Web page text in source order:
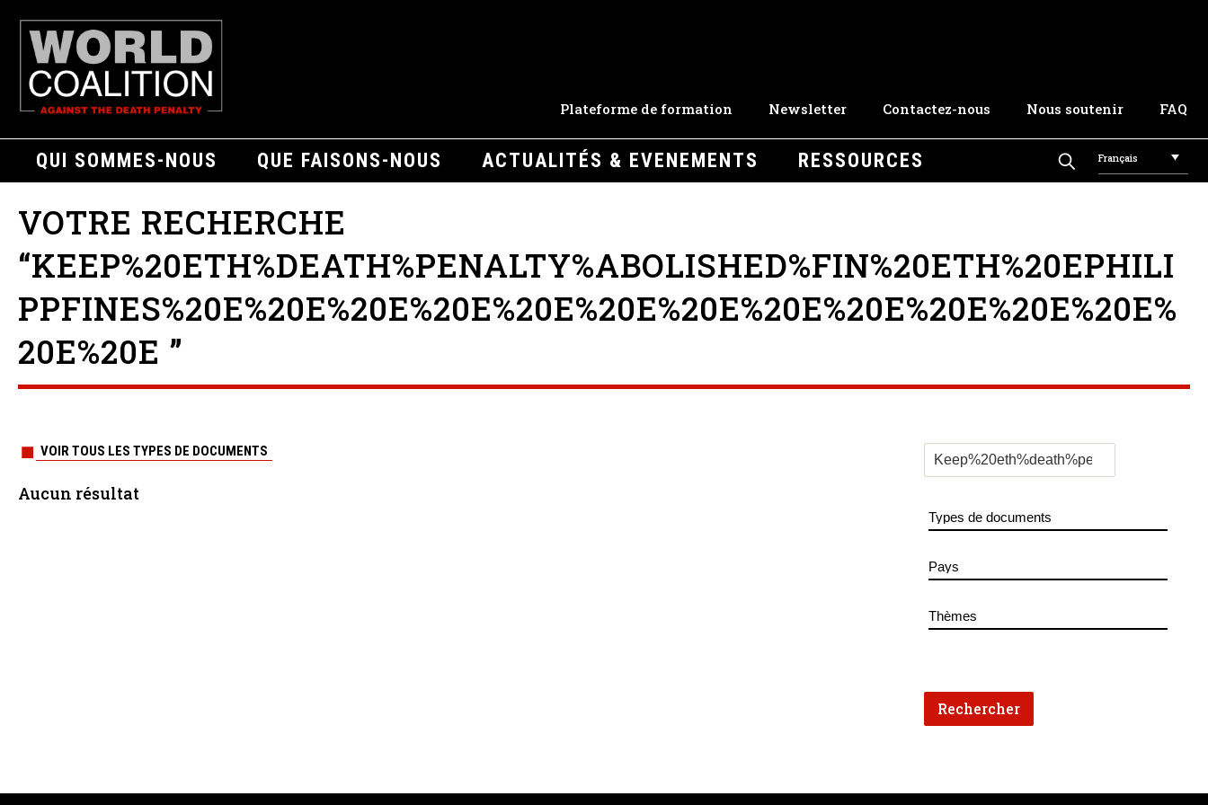
Plateforme de formation Newsletter Contactez-nous Nous soutenir FAQ
QUI SOMMES-NOUS QUE FAISONS-NOUS ACTUALITÉS & EVENEMENTS RESSOURCES Français
VOTRE RECHERCHE
“KEEP%20ETH%DEATH%PENALTY%ABOLISHED%FIN%20ETH%20EPHILI
PPFINES%20E%20E%20E%20E%20E%20E%20E%20E%20E%20E%20E%20E%
20E%20E ”
VOIR TOUS LES TYPES DE DOCUMENTS
Aucun résultat